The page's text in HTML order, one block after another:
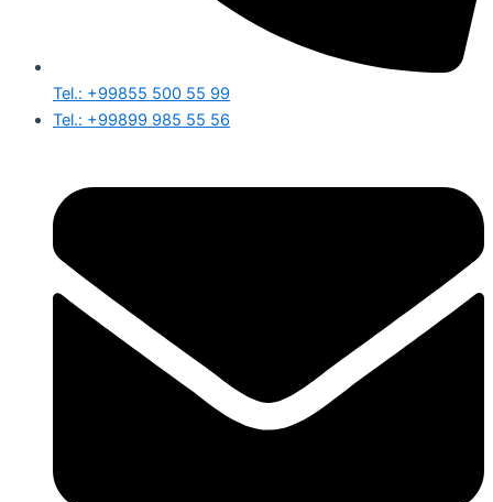
Tel.: +99855 500 55 99
Tel.: +99899 985 55 56